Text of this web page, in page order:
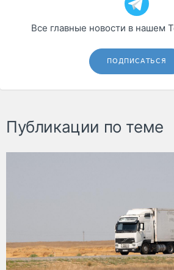
Все главные новости в нашем
ПОДПИСАТЬСЯ
Публикации по теме